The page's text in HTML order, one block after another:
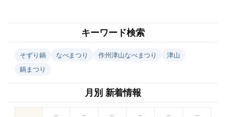
キーワード検索
そずり鍋 なべまつり 作州津山なべまつり
津山
鍋まつり
月別 新着情報
– – – – –
–